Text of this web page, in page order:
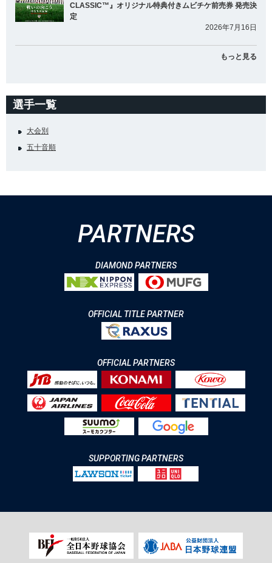
CLASSIC™』オリジナル特典付きムビチケ前売券 発売決
定
2026年7月16日
もっと見る
選手一覧
大会別
五十音順
PARTNERS
DIAMOND PARTNERS
OFFICIAL TITLE PARTNER
OFFICIAL PARTNERS
SUPPORTING PARTNERS